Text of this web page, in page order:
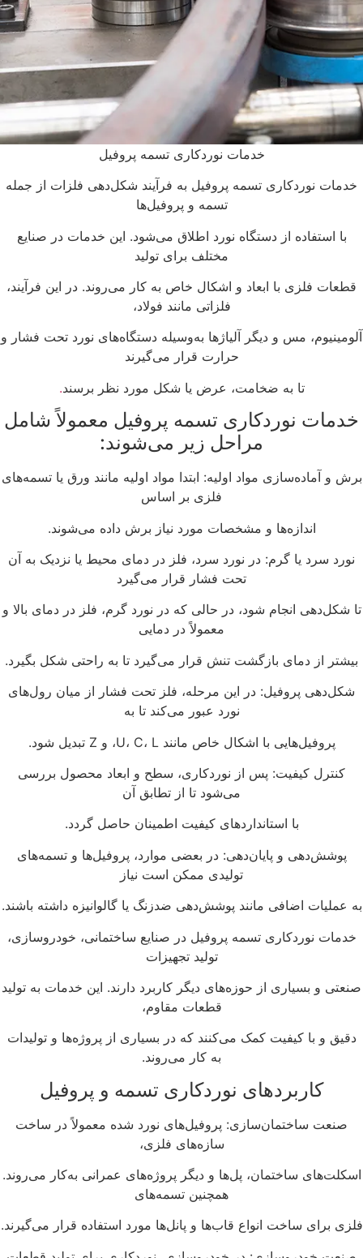
خدمات نوردکاری تسمه پروفیل
خدمات نوردکاری تسمه پروفیل به فرآیند شکل‌دهی فلزات از جمله
تسمه و پروفیل‌ها
با استفاده از دستگاه نورد اطلاق می‌شود. این خدمات در صنایع
مختلف برای تولید
قطعات فلزی با ابعاد و اشکال خاص به کار می‌روند. در این فرآیند،
فلزاتی مانند فولاد،
مس و دیگر آلیاژها به‌وسیله دستگاه‌های نورد تحت فشار و
حرارت قرار می‌گیرند
تا به ضخامت، عرض یا شکل مورد نظر برسند.
نوردکاری تسمه پروفیل معمولاً شامل
مراحل زیر می‌شوند:
و آماده‌سازی مواد اولیه: ابتدا مواد اولیه مانند ورق یا تسمه‌های
فلزی بر اساس
اندازه‌ها و مشخصات مورد نیاز برش داده می‌شوند.
نورد سرد یا گرم: در نورد سرد، فلز در دمای محیط یا نزدیک به آن
تحت فشار قرار می‌گیرد
شکل‌دهی انجام شود، در حالی که در نورد گرم، فلز در دمای بالا و
معمولاً در دمایی
از دمای بازگشت تنش قرار می‌گیرد تا به راحتی شکل بگیرد.
شکل‌دهی پروفیل: در این مرحله، فلز تحت فشار از میان رول‌های
نورد عبور می‌کند تا به
پروفیل‌هایی با اشکال خاص مانند U، C، L، و Z تبدیل شود.
کنترل کیفیت: پس از نوردکاری، سطح و ابعاد محصول بررسی
می‌شود تا از تطابق آن
با استانداردهای کیفیت اطمینان حاصل گردد.
پوشش‌دهی و پایان‌دهی: در بعضی موارد، پروفیل‌ها و تسمه‌های
تولیدی ممکن است نیاز
عملیات اضافی مانند پوشش‌دهی ضدزنگ یا گالوانیزه داشته باشند.
خدمات نوردکاری تسمه پروفیل در صنایع ساختمانی، خودروسازی،
تولید تجهیزات
و بسیاری از حوزه‌های دیگر کاربرد دارند. این خدمات به تولید
قطعات مقاوم،
دقیق و با کیفیت کمک می‌کنند که در بسیاری از پروژه‌ها و تولیدات
به کار می‌روند.
کاربردهای نوردکاری تسمه و پروفیل
صنعت ساختمان‌سازی: پروفیل‌های نورد شده معمولاً در ساخت
سازه‌های فلزی،
ساختمان، پل‌ها و دیگر پروژه‌های عمرانی به‌کار می‌روند.
همچنین تسمه‌های
برای ساخت انواع قاب‌ها و پانل‌ها مورد استفاده قرار می‌گیرند.